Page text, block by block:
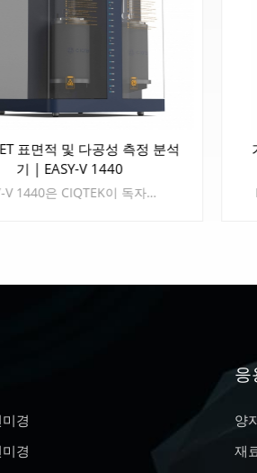
표면적 및 다공성 측정 분석
기 | EASY-V 1440
EASY-V 1440은 CIQTEK이 독자적으로 개발한 정적체적법(Static Volumetric Method)을 이용하여 BET 비표면적 및 기공크기 분석 장비입니다. ▪ 비표면적 테스트, 범위 0.0005(m 2 /g) 이상. ▪ 기공 크기 분석: 2 nm-500 nm. ▪ 4개의 분석 스테이션, 4개의 샘플을 동시에 테스트합니다. ▪ 2단 진공펌프가 장착되어 있습니다.
경
경
응
양
재